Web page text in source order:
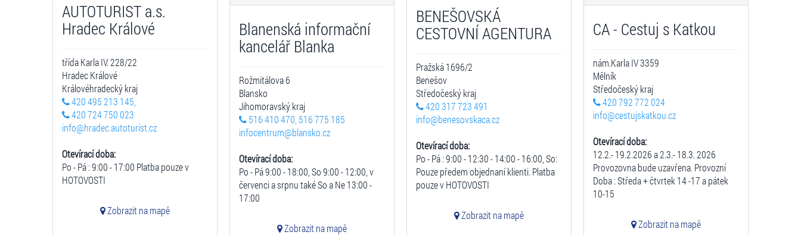
AUTOTURIST a.s.
Hradec Králové
třída Karla IV. 228/22
Hradec Králové
Královéhradecký kraj
420 495 213 145,
420 724 750 023
info@hradec.autoturist.cz
Otevírací doba:
Po - Pá : 9:00 - 17:00 Platba pouze v
HOTOVOSTI
Zobrazit na mapě
BENEŠOVSKÁ
CESTOVNÍ AGENTURA
Pražská 1696/2
Benešov
Středočeský kraj
420 317 723 491
info@benesovskaca.cz
Otevírací doba:
Po - Pá : 9:00 - 12:30 - 14:00 - 16:00, So:
Pouze předem objednaní klienti. Platba
pouze v HOTOVOSTI
Zobrazit na mapě
Blanenská informační
kancelář Blanka
Rožmitálova 6
Blansko
Jihomoravský kraj
516 410 470, 516 775 185
infocentrum@blansko.cz
Otevírací doba:
Po - Pá 9:00 - 18:00, So 9:00 - 12:00, v
červenci a srpnu také So a Ne 13:00 -
17:00
Zobrazit na mapě
CA - Cestuj s Katkou
nám.Karla IV 3359
Mělník
Středočeský kraj
420 792 772 024
info@cestujskatkou.cz
Otevírací doba:
12.2.- 19.2.2026 a 2.3.- 18.3. 2026
Provozovna bude uzavřena. Provozní
Doba : Středa + čtvrtek 14 -17 a pátek
10-15
Zobrazit na mapě